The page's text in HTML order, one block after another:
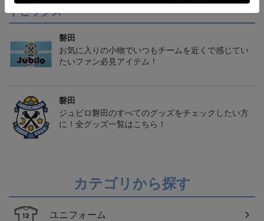
トピックス
磐田
お気に入りの小物でいつもチームを近くで感じてい
たいファン必見アイテム！
磐田
ジュビロ磐田のすべてのグッズをチェックしたい方
に！全グッズ一覧はこちら！
カテゴリから探す
ユニフォーム